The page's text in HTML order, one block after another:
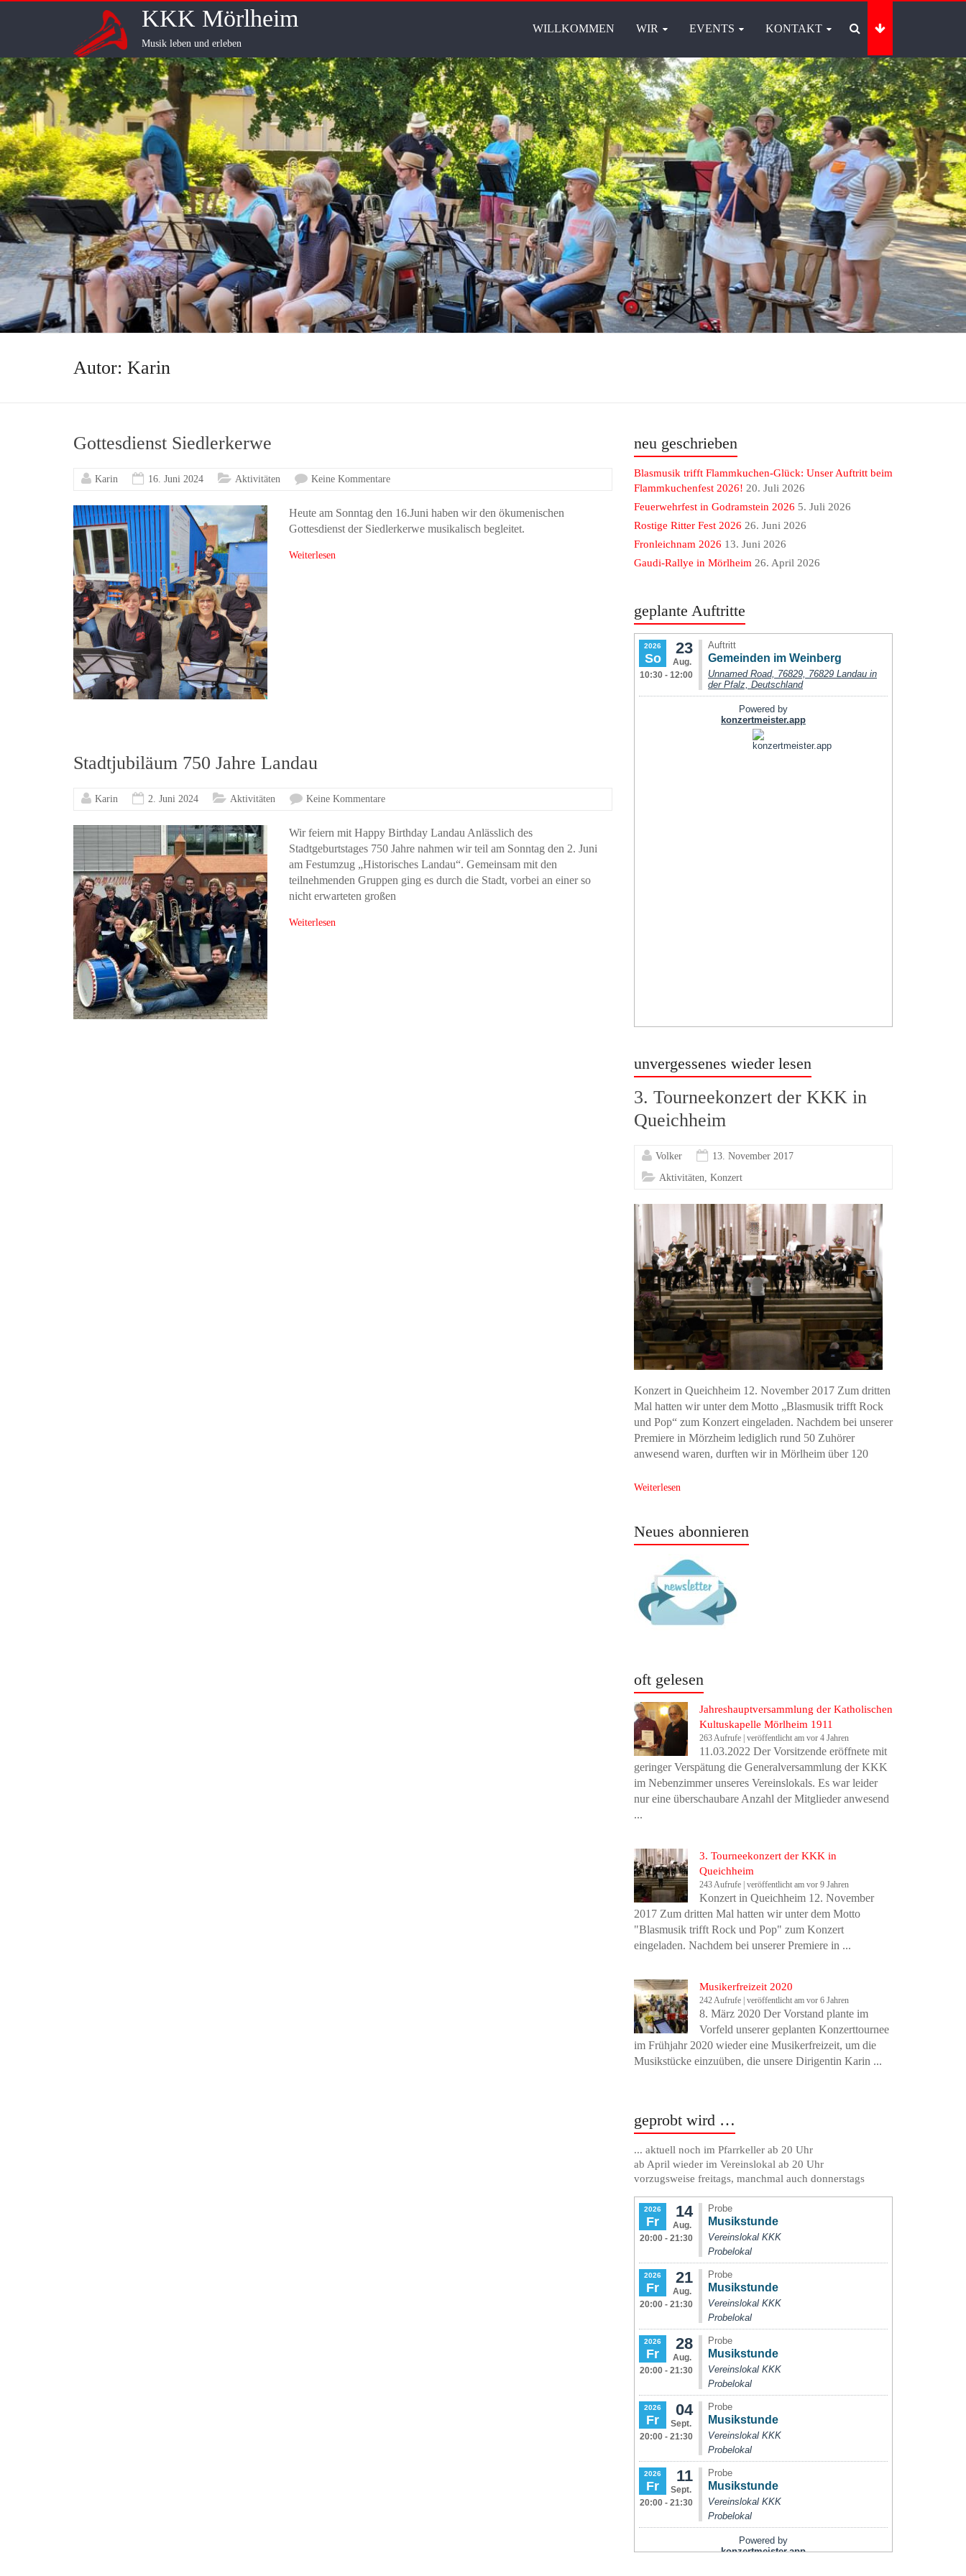
KKK Mörlheim
Musik leben und erleben
WILLKOMMEN WIR EVENTS KONTAKT
Autor: Karin
Gottesdienst Siedlerkerwe
Karin 16. Juni 2024 Aktivitäten Keine Kommentare
Heute am Sonntag den 16.Juni haben wir den ökumenischen
Gottesdienst der Siedlerkerwe musikalisch begleitet.
Weiterlesen
Stadtjubiläum 750 Jahre Landau
Karin 2. Juni 2024 Aktivitäten Keine Kommentare
Wir feiern mit Happy Birthday Landau Anlässlich des
Stadtgeburtstages 750 Jahre nahmen wir teil am Sonntag den 2. Juni
am Festumzug „Historisches Landau“. Gemeinsam mit den
teilnehmenden Gruppen ging es durch die Stadt, vorbei an einer so
nicht erwarteten großen
Weiterlesen
neu geschrieben
Blasmusik trifft Flammkuchen-Glück: Unser Auftritt beim
Flammkuchenfest 2026! 20. Juli 2026
Feuerwehrfest in Godramstein 2026 5. Juli 2026
Rostige Ritter Fest 2026 26. Juni 2026
Fronleichnam 2026 13. Juni 2026
Gaudi-Rallye in Mörlheim 26. April 2026
geplante Auftritte
unvergessenes wieder lesen
3. Tourneekonzert der KKK in
Queichheim
Volker
13. November 2017
Aktivitäten,Konzert
Konzert in Queichheim 12. November 2017 Zum dritten
Mal hatten wir unter dem Motto „Blasmusik trifft Rock
und Pop“ zum Konzert eingeladen. Nachdem bei unserer
Premiere in Mörzheim lediglich rund 50 Zuhörer
anwesend waren, durften wir in Mörlheim über 120
Weiterlesen
Neues abonnieren
oft gelesen
Jahreshauptversammlung der Katholischen
Kultuskapelle Mörlheim 1911
263 Aufrufe |veröffentlicht am vor 4 Jahren
11.03.2022 Der Vorsitzende eröffnete mit
geringer Verspätung die Generalversammlung der KKK
im Nebenzimmer unseres Vereinslokals. Es war leider
nur eine überschaubare Anzahl der Mitglieder anwesend
...
3. Tourneekonzert der KKK in
Queichheim
243 Aufrufe |veröffentlicht am vor 9 Jahren
Konzert in Queichheim 12. November
2017 Zum dritten Mal hatten wir unter dem Motto
"Blasmusik trifft Rock und Pop" zum Konzert
eingeladen. Nachdem bei unserer Premiere in ...
Musikerfreizeit 2020
242 Aufrufe |veröffentlicht am vor 6 Jahren
8. März 2020 Der Vorstand plante im
Vorfeld unserer geplanten Konzerttournee
im Frühjahr 2020 wieder eine Musikerfreizeit, um die
Musikstücke einzuüben, die unsere Dirigentin Karin ...
geprobt wird …
... aktuell noch im Pfarrkeller ab 20 Uhr
ab April wieder im Vereinslokal ab 20 Uhr
vorzugsweise freitags, manchmal auch donnerstags